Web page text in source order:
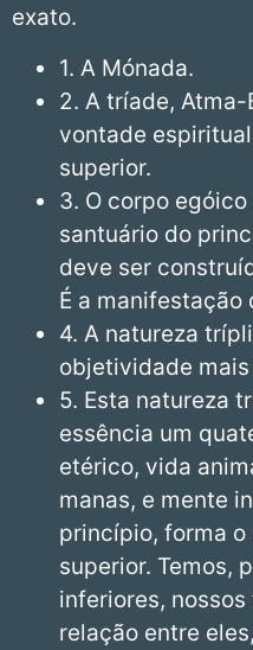
exato.
1. A Mónada.
2. A tríade,
vontade
superior.
3. O corpo egóico
santuário do
deve ser
É a manifestação
4. A natureza
objetividade mais
5. Esta natureza
essência um
etérico, vida
manas, e mente
princípio, forma o
superior. Temos,
inferiores,
relação entre